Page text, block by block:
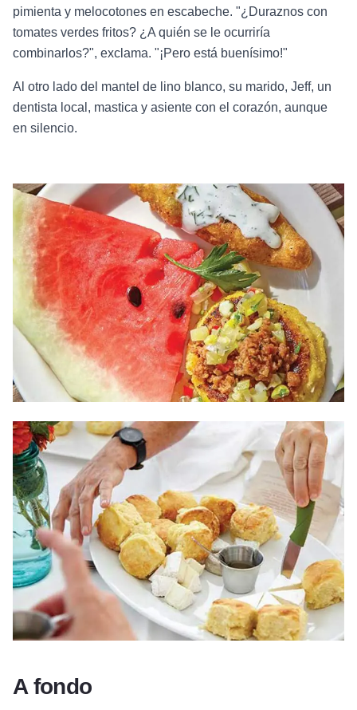
pimienta y melocotones en escabeche. "¿Duraznos con
tomates verdes fritos? ¿A quién se le ocurriría
combinarlos?", exclama. "¡Pero está buenísimo!"
Al otro lado del mantel de lino blanco, su marido, Jeff, un
dentista local, mastica y asiente con el corazón, aunque
en silencio.
A fondo